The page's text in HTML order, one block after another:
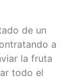
de un
a
la fruta
todo el